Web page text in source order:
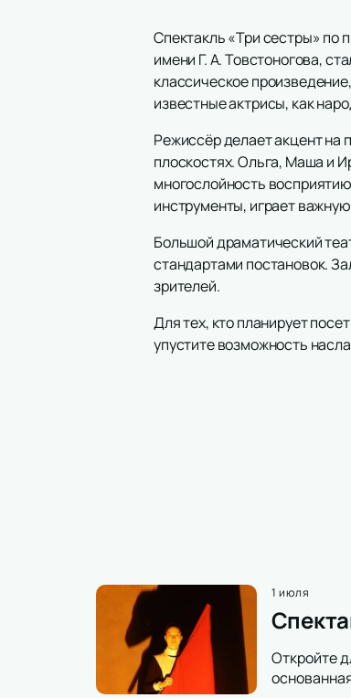
Спектакль «Три сестры» по
имени Г. А. Товстоногова,
классическое
известные актрисы, как
Режиссёр делает акцент на
плоскостях. Ольга, Маша и
многослойность
инструменты, играет
Большой драматический
стандартами постановок.
зрителей.
Для тех, кто планирует
упустите возможность
1 июля
Откройте